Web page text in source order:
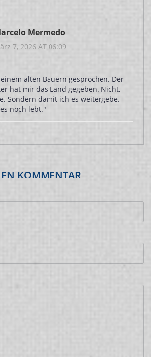
Mermedo
7, 2026 AT 06:09
alten Bauern gesprochen. Der
hat mir das Land gegeben. Nicht,
Sondern damit ich es weitergebe.
noch lebt."
KOMMENTAR